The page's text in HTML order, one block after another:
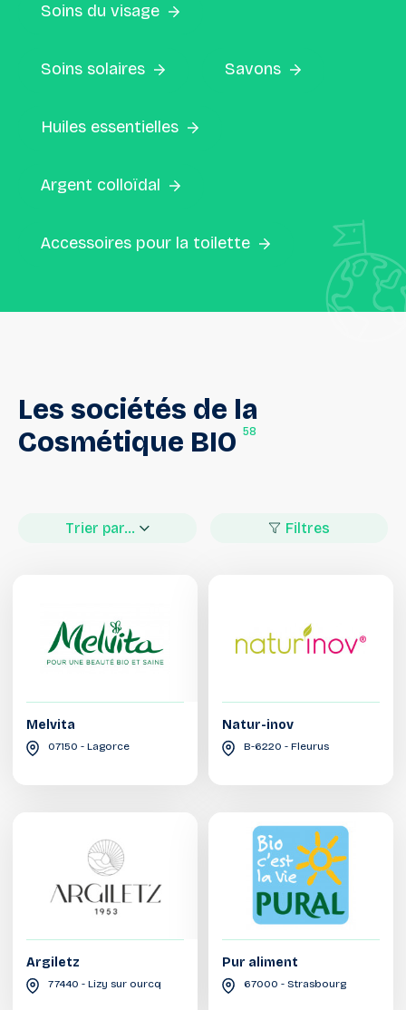
Soins du visage
Soins solaires Savons
Huiles essentielles
Argent colloïdal
Accessoires pour la toilette
Les sociétés de la
Cosmétique BIO 58
Trier par... Filtres
Melvita
07150 - Lagorce
Natur-inov
B-6220 - Fleurus
Argiletz
77440 - Lizy sur ourcq
Pur aliment
67000 - Strasbourg